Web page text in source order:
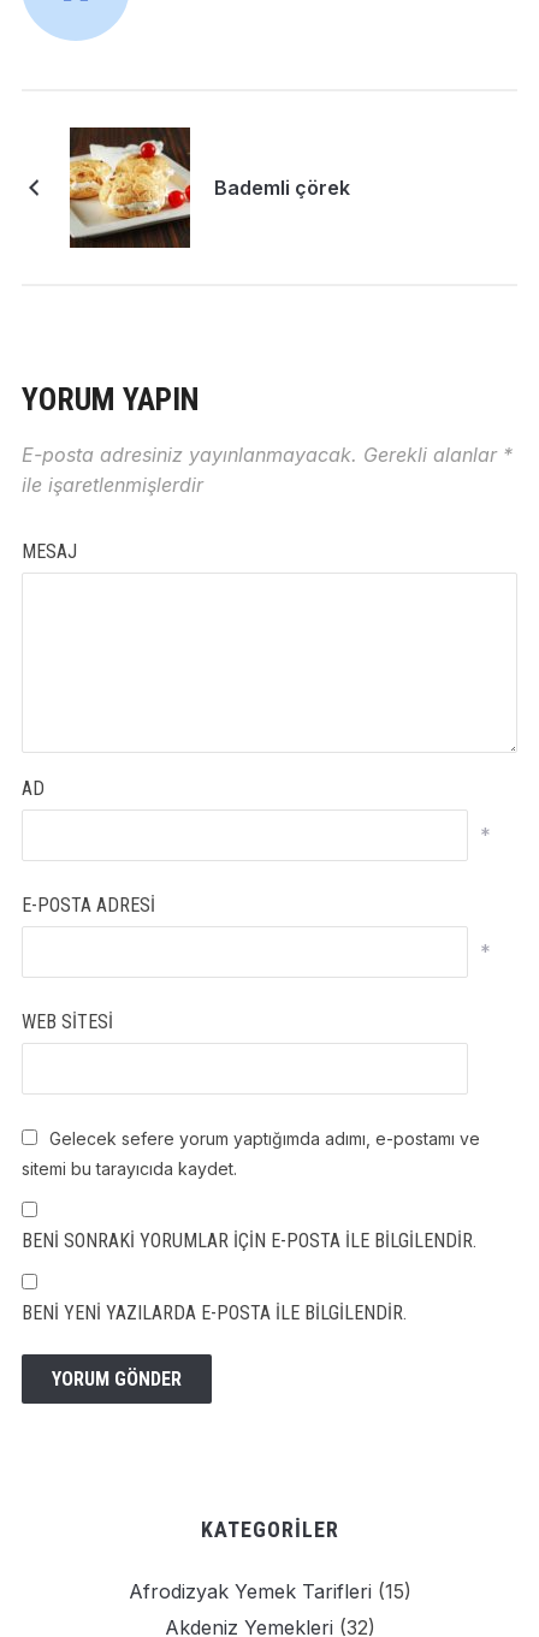
Bademli çörek
YORUM YAPIN
E-posta adresiniz yayınlanmayacak. Gerekli alanlar *
ile işaretlenmişlerdir
MESAJ
AD
*
E-POSTA ADRESI
*
WEB SITESI
Gelecek sefere yorum yaptığımda adımı, e-postamı ve
sitemi bu tarayıcıda kaydet.
BENI SONRAKI YORUMLAR IÇIN E-POSTA ILE BILGILENDIR.
BENI YENI YAZILARDA E-POSTA ILE BILGILENDIR.
KATEGORILER
Afrodizyak Yemek Tarifleri (15)
Akdeniz Yemekleri (32)